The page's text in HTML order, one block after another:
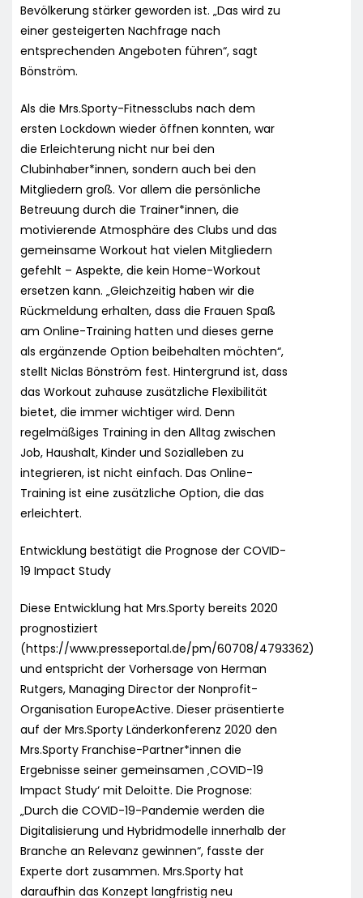
Bevölkerung stärker geworden ist. „Das wird zu
einer gesteigerten Nachfrage nach
entsprechenden Angeboten führen“, sagt
Bönström.
Als die Mrs.Sporty-Fitnessclubs nach dem
ersten Lockdown wieder öffnen konnten, war
die Erleichterung nicht nur bei den
Clubinhaber*innen, sondern auch bei den
Mitgliedern groß. Vor allem die persönliche
Betreuung durch die Trainer*innen, die
motivierende Atmosphäre des Clubs und das
gemeinsame Workout hat vielen Mitgliedern
gefehlt – Aspekte, die kein Home-Workout
ersetzen kann. „Gleichzeitig haben wir die
Rückmeldung erhalten, dass die Frauen Spaß
am Online-Training hatten und dieses gerne
als ergänzende Option beibehalten möchten“,
stellt Niclas Bönström fest. Hintergrund ist, dass
das Workout zuhause zusätzliche Flexibilität
bietet, die immer wichtiger wird. Denn
regelmäßiges Training in den Alltag zwischen
Job, Haushalt, Kinder und Sozialleben zu
integrieren, ist nicht einfach. Das Online-
Training ist eine zusätzliche Option, die das
erleichtert.
Entwicklung bestätigt die Prognose der COVID-
19 Impact Study
Diese Entwicklung hat Mrs.Sporty bereits 2020
prognostiziert
(https://www.presseportal.de/pm/60708/4793362)
und entspricht der Vorhersage von Herman
Rutgers, Managing Director der Nonprofit-
Organisation EuropeActive. Dieser präsentierte
auf der Mrs.Sporty Länderkonferenz 2020 den
Mrs.Sporty Franchise-Partner*innen die
Ergebnisse seiner gemeinsamen ‚COVID-19
Impact Study‘ mit Deloitte. Die Prognose:
„Durch die COVID-19-Pandemie werden die
Digitalisierung und Hybridmodelle innerhalb der
Branche an Relevanz gewinnen“, fasste der
Experte dort zusammen. Mrs.Sporty hat
daraufhin das Konzept langfristig neu